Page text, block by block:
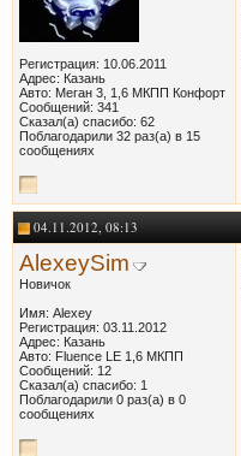
Регистрация: 10.06.2011
Адрес: Казань
Авто: Меган 3, 1,6 МКПП Конфорт
Сообщений: 341
Сказал(а) спасибо: 62
Поблагодарили 32 раз(а) в 15
сообщениях
04.11.2012, 08:13
AlexeySim
Новичок
Имя: Alexey
Регистрация: 03.11.2012
Адрес: Казань
Авто: Fluence LE 1,6 МКПП
Сообщений: 12
Сказал(а) спасибо: 1
Поблагодарили 0 раз(а) в 0
сообщениях